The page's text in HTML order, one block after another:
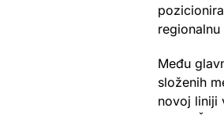
Među
složenih
novoj liniji